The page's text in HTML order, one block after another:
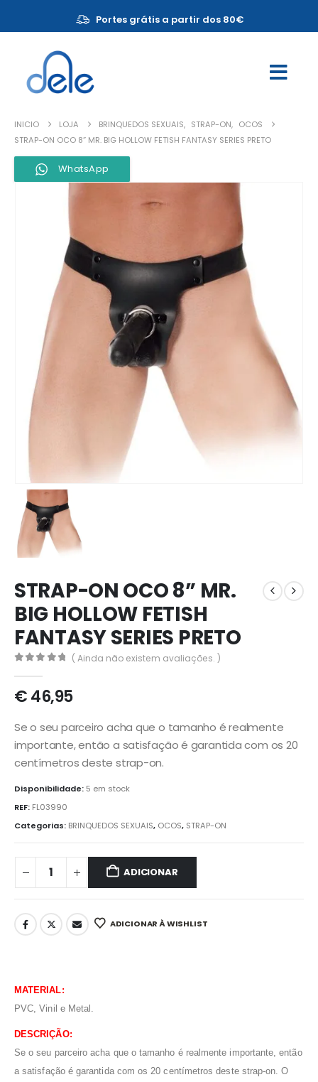
Portes grátis a partir dos 80€
INICIO LOJA BRINQUEDOS SEXUAIS, STRAP-ON, OCOS
STRAP-ON OCO 8” MR. BIG HOLLOW FETISH FANTASY SERIES PRETO
WhatsApp
STRAP-ON OCO 8” MR.
BIG HOLLOW FETISH
FANTASY SERIES PRETO
( Ainda não existem avaliações. )
€46,95
Se o seu parceiro acha que o tamanho é realmente
importante, então a satisfação é garantida com os 20
centímetros deste strap-on.
Disponibilidade: 5 em stock
REF: FL03990
Categorias: BRINQUEDOS SEXUAIS, OCOS, STRAP-ON
ADICIONAR
ADICIONAR À WISHLIST
MATERIAL:
PVC, Vinil e Metal.
DESCRIÇÃO:
Se o seu parceiro acha que o tamanho é realmente importante, então
a satisfação é garantida com os 20 centímetros deste strap-on. O